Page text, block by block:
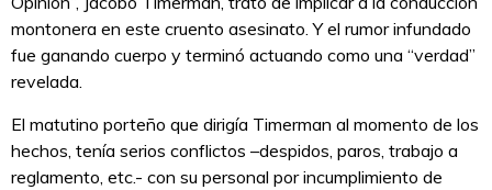
montonera en este cruento asesinato. Y el rumor infundado
fue ganando cuerpo y terminó actuando como una “verdad”
revelada.
El matutino porteño que dirigía Timerman al momento de los
hechos, tenía serios conflictos –despidos, paros, trabajo a
reglamento, etc.- con su personal por incumplimiento de